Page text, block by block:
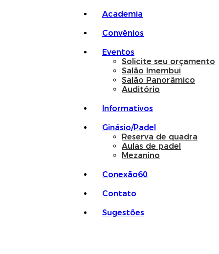
Academia
Convênios
Eventos
Solicite seu orçamento
Salão Imembui
Salão Panorâmico
Auditório
Informativos
Ginásio/Padel
Reserva de quadra
Aulas de padel
Mezanino
Conexão60
Contato
Sugestões